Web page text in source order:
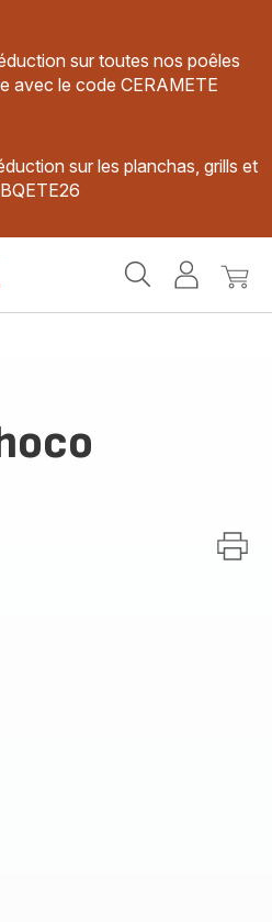
sur toutes nos poêles
avec le code CERAMETE
sur les planchas, grills et
MonMon